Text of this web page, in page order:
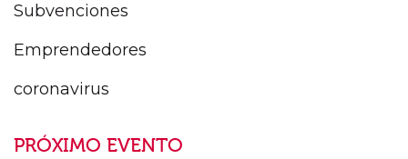
Subvenciones
Emprendedores
coronavirus
PRÓXIMO EVENTO